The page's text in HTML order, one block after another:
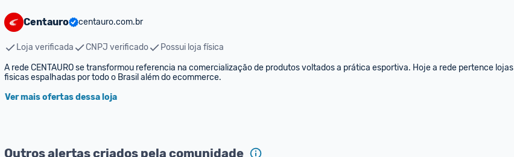
Centauro centauro.com.br
Loja verificada CNPJ verificado
Possui loja física
A rede CENTAURO se transformou referencia na comercialização de produtos voltados a prática esportiva. Hoje a rede pertence lojas
fisicas espalhadas por todo o Brasil além do ecommerce.
Ver mais ofertas dessa loja
Outros alertas criados pela comunidade